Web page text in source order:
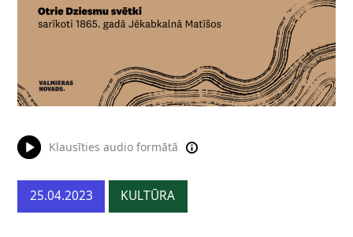
Klausīties audio formātā
25.04.2023 KULTŪRA